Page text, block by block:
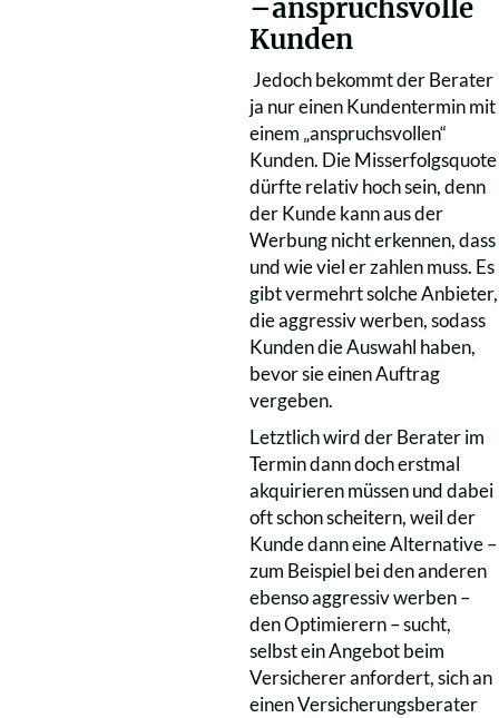
–anspruchsvolle
Kunden
Jedoch bekommt der Berater
ja nur einen Kundentermin mit
einem „anspruchsvollen“
Kunden. Die Misserfolgsquote
dürfte relativ hoch sein, denn
der Kunde kann aus der
Werbung nicht erkennen, dass
und wie viel er zahlen muss. Es
gibt vermehrt solche Anbieter,
die aggressiv werben, sodass
Kunden die Auswahl haben,
bevor sie einen Auftrag
vergeben.
Letztlich wird der Berater im
Termin dann doch erstmal
akquirieren müssen und dabei
oft schon scheitern, weil der
Kunde dann eine Alternative –
zum Beispiel bei den anderen
ebenso aggressiv werben –
den Optimierern – sucht,
selbst ein Angebot beim
Versicherer anfordert, sich an
einen Versicherungsberater